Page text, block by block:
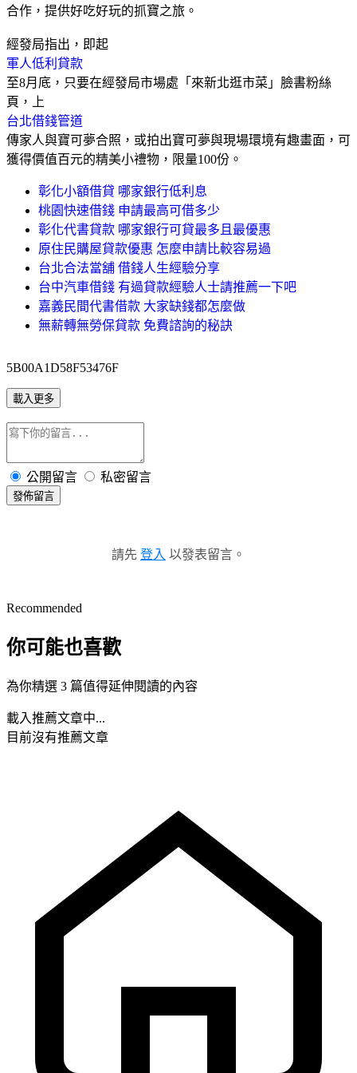
合作，提供好吃好玩的抓寶之旅。
經發局指出，即起
軍人低利貸款
至8月底，只要在經發局市場處「來新北逛市菜」臉書粉絲
頁，上
台北借錢管道
傳家人與寶可夢合照，或拍出寶可夢與現場環境有趣畫面，可
獲得價值百元的精美小禮物，限量100份。
彰化小額借貸 哪家銀行低利息
桃園快速借錢 申請最高可借多少
彰化代書貸款 哪家銀行可貸最多且最優惠
原住民購屋貸款優惠 怎麼申請比較容易過
台北合法當舖 借錢人生經驗分享
台中汽車借錢 有過貸款經驗人士請推薦一下吧
嘉義民間代書借款 大家缺錢都怎麼做
無薪轉無勞保貸款 免費諮詢的秘訣
5B00A1D58F53476F
載入更多
公開留言 私密留言
發佈留言
請先 登入 以發表留言。
Recommended
你可能也喜歡
為你精選 3 篇值得延伸閱讀的內容
載入推薦文章中...
目前沒有推薦文章